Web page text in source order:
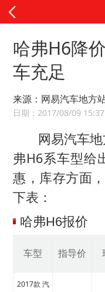
哈弗H6降
车充足
来源：网易汽车地方
日期：2017/08/09
网易汽车
弗H6系车型给
惠，库存方面
下表：
哈弗H6报价
车型 指导价
2017款 汽